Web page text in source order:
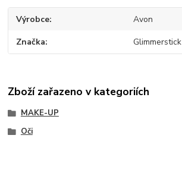
Výrobce Avon
Značka Glimmerstick
Zboží zařazeno v kategoriích
MAKE-UP
Oči